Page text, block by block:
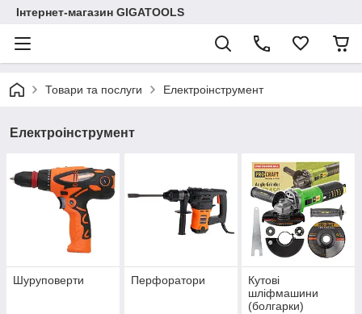
Інтернет-магазин GIGATOOLS
Товари та послуги Електроінструмент
Електроінструмент
Шуруповерти Перфоратори
Кутові
шліфмашини
(болгарки)